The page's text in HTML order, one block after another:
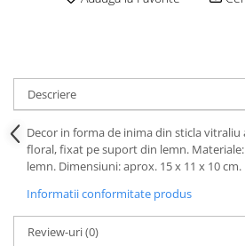
Descriere
Decor in forma de inima din sticla vitraliu
floral, fixat pe suport din lemn.
lemn. Dimensiuni: aprox. 15 x 11 x 10 cm.
Informatii conformitate produs
Review-uri(0)